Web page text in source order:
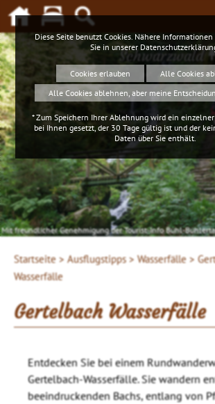
Schwarzwald
Mit freundlicher Genehmigung der Tourist-Info Bühl-
Startseite > Ausflugstipps > Wasserfälle >
Wasserfälle
Gertelbach Wasserfälle
Entdecken Sie bei einem
Gertelbach-Wasserfälle. Sie wandern
beeindruckenden Bachs, entlang von
Diese Seite benutzt Cookies. Nähere Informationen
Sie in unserer
Cookies erlauben
Alle Cookies
Alle Cookies ablehnen, aber meine
* Zum Speichern Ihrer Ablehnung wird ein
bei Ihnen gesetzt, der 30 Tage gültig ist und der
Daten über Sie enthält.